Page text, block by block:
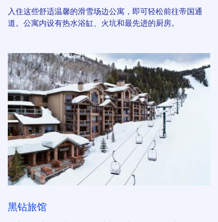
入住这些舒适温馨的滑雪场边公寓，即可轻松前往帝国通
道。公寓内设有热水浴缸、火坑和最先进的厨房。
黑钻旅馆